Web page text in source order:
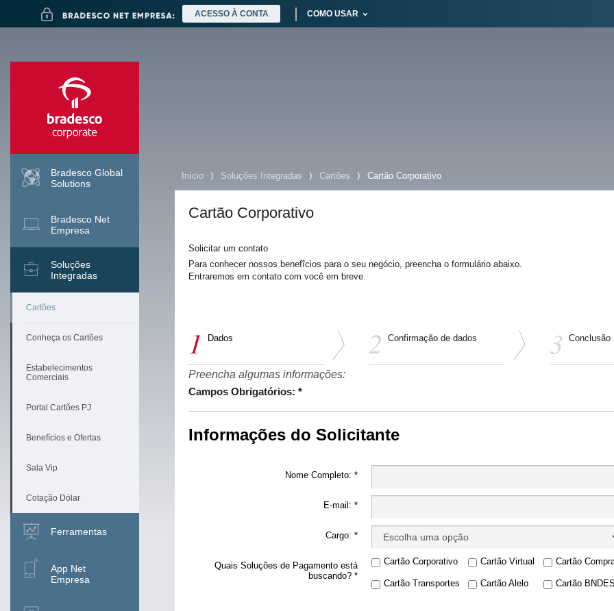
Bradesco Global
Solutions
Bradesco Net
Empresa
Soluções
Integradas
Cartões
Conheça os Cartões
Estabelecimentos
Comerciais
Portal Cartões PJ
Benefícios e Ofertas
Sala Vip
Cotação Dólar
Ferramentas
App Net
Empresa
Início ⟩ Soluções Integradas ⟩ Cartões ⟩ Cartão Corporativo
Mais buscados Suas buscas
Cartão Corporativo
Solicitar um contato
Para conhecer nossos benefîcios para o seu negócio, preencha o formulário abaixo.
Entraremos em contato com você em breve.
Dados Confirmação de dados Conclusão
Preencha algumas informações:
Campos Obrigatórios: *
Informações do Solicitante
Nome Completo: *
E-mail: *
Cargo: *
Quais Soluções de Pagamento está
buscando? *
Cartão Corporativo Cartão Virtual Cartão
Cartão Transportes Cartão Alelo Cartão
Ir
para
o
pesquisa
para
menu
Ir
conteúdo
ACESSO À CONTA COMO USAR